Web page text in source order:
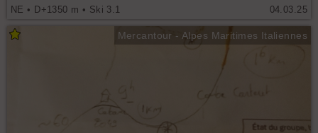
04.03.25
NE • D+1350 m • Ski 3.1
Mercantour - Alpes Maritimes Italiennes